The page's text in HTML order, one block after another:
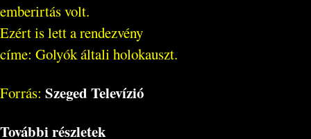
emberirtás volt.
Ezért is lett a rendezvény
címe: Golyók általi holokauszt.
Forrás: Szeged Televízió
További részletek